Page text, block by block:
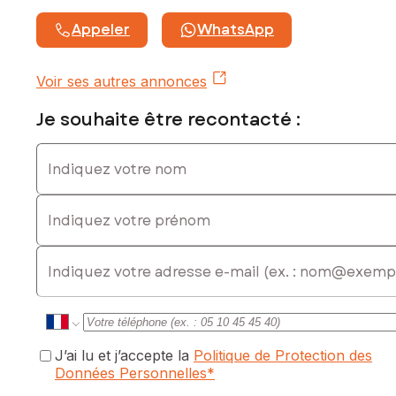
Provision mensuelle pour charges locatives avec
régularisation annuelle : 140 €
Honoraires d'agence 582,82 €, dont 291,41 € à la charge
0670797767, E-mail : guy.deplinval@safti.fr - EI - Agent
commercial immatriculé au RSAC de ANNECY sous le
Appeler WhatsApp
Voir ses autres annonces
Je souhaite être recontacté :
Indiquez votre nom
Indiquez votre prénom
E-mail
J’ai lu et j’accepte la Politique de Protection des
Données Personnelles*